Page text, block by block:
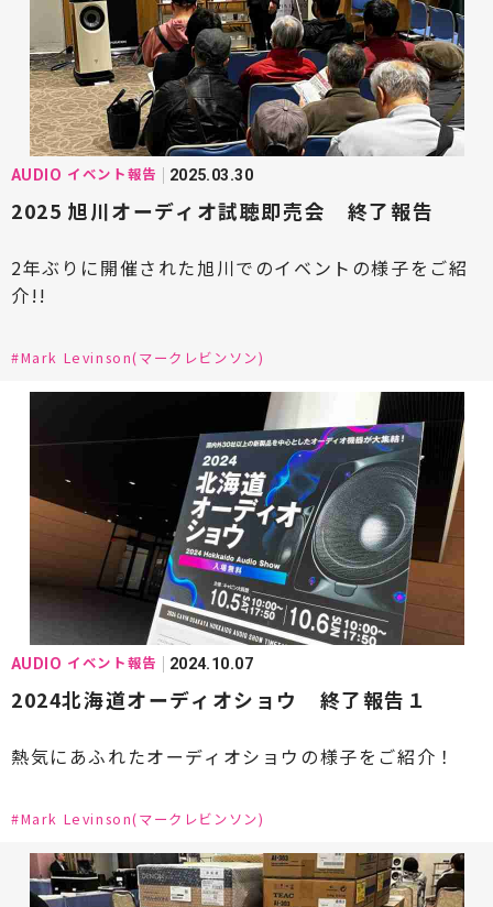
#D&M HD(ディーアンドエムホールディングス)
#DENON(デノン) #DEVIALET(デビアレ)
#DELA(デラ) #EINSTEIN(アインシュタイン)
#Eilex(アイレックス) #EIM電子(エイムデンシ)
#ECLIPSE(イクリプス)
#EDISCREATION(エディスクリエーション)
#FINK team(フィンク・チーム)
#FYNE AUDIO(ファインオーディオ)
#FOCAL(フォーカル) #FOSTEX(フォステクス)
#Fuhlen Coordinate(フューレンコーディネート)
#GOLD MUND(ゴールドムンド)
#HARMAN(ハーマン) #Harbeth(ハーベス)
#IsoTek(アイソテック) #JBL(ジェービーエル)
#KEF(ケーイーエフ) #KLAUDiO(クラウディオ)
#KRIPTON(クリプトン)
#LUXMAN(ラックスマン) #LINN(リン)
#LUMIN(ルーミン)
AUDIO イベント報告 2025.03.30
2025 旭川オーディオ試聴即売会 終了報告
2年ぶりに開催された旭川でのイベントの様子をご紹
介!!
#Mark Levinson(マークレビンソン)
AUDIO イベント報告 2024.10.07
2024北海道オーディオショウ 終了報告１
熱気にあふれたオーディオショウの様子をご紹介！
#Mark Levinson(マークレビンソン)